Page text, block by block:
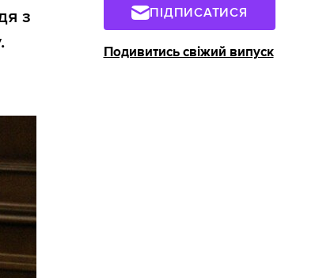
з
ПІДПИСАТИСЯ
Подивитись свіжий випуск